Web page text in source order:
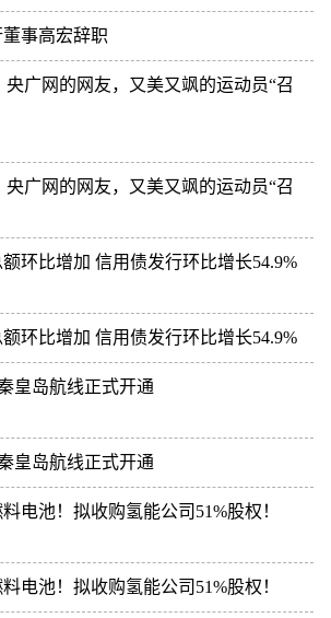
事高宏辞职
央广网的网友，又美又飒的运动员“召
央广网的网友，又美又飒的运动员“召
七月房企融资总额环比增加 信用债发行环比增长54.9%
环比增加 信用债发行环比增长54.9%
皇岛航线正式开通
皇岛航线正式开通
电池！拟收购氢能公司51%股权！
电池！拟收购氢能公司51%股权！